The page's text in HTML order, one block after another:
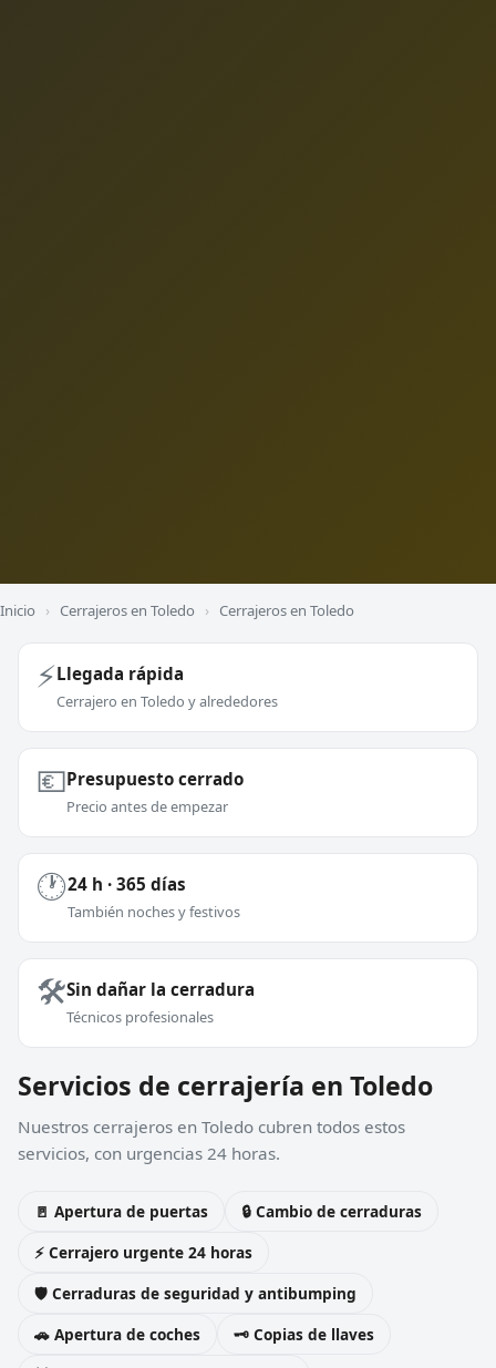
Inicio › Cerrajeros en Toledo › Cerrajeros en Toledo
⚡Llegada rápida
Cerrajero en Toledo y alrededores
💶Presupuesto cerrado
Precio antes de empezar
🕐24 h · 365 días
También noches y festivos
🛠️Sin dañar la cerradura
Técnicos profesionales
Servicios de cerrajería en Toledo
Nuestros cerrajeros en Toledo cubren todos estos
servicios, con urgencias 24 horas.
🚪 Apertura de puertas
🔒 Cambio de cerraduras
⚡ Cerrajero urgente 24 horas
🛡️ Cerraduras de seguridad y antibumping
🚗 Apertura de coches
🗝️ Copias de llaves